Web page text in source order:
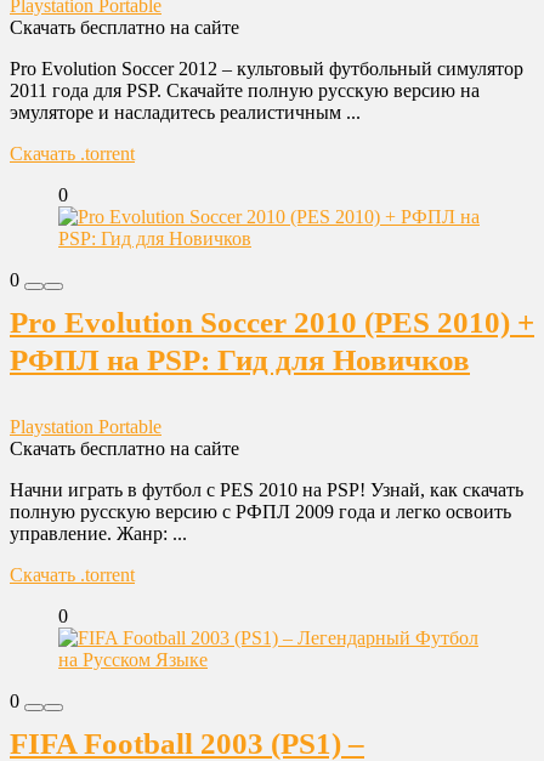
Playstation Portable
Скачать бесплатно на сайте
Pro Evolution Soccer 2012 – культовый футбольный симулятор
2011 года для PSP. Скачайте полную русскую версию на
эмуляторе и насладитесь реалистичным ...
Скачать .torrent
0
0
Pro Evolution Soccer 2010 (PES 2010) +
РФПЛ на PSP: Гид для Новичков
Playstation Portable
Скачать бесплатно на сайте
Начни играть в футбол с PES 2010 на PSP! Узнай, как скачать
полную русскую версию с РФПЛ 2009 года и легко освоить
управление. Жанр: ...
Скачать .torrent
0
0
FIFA Football 2003 (PS1) –